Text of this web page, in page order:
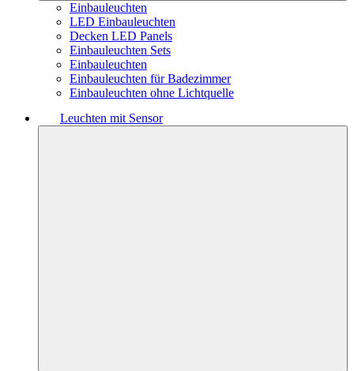
Einbauleuchten
LED Einbauleuchten
Decken LED Panels
Einbauleuchten Sets
Einbauleuchten
Einbauleuchten für Badezimmer
Einbauleuchten ohne Lichtquelle
Leuchten mit Sensor